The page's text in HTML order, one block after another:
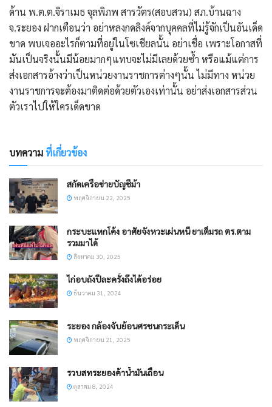
ด้าน พ.ต.ต.จิราเมธ จุลพิภพ สารวัตร(สอบสวน) สภ.บ้านฉาง
จ.ระยอง ฝากเตือนว่า อย่าหลงกดลิงค์จากบุคคลที่ไม่รู้จักเป็นอันเด็ด
ขาด พบเจออะไรก็ตามที่อยู่ในโซเชียลนั้น อย่าเชื่อ เพราะโอกาสที่
มันเป็นจริงนั้นมีน้อยมากๆแทบจะไม่มีเลยด้วยซ้ำ หรือแม้แต่การ
ส่งเอกสารอ้างว่าเป็นหน่วยงานราชการต่างๆนั้น ไม่มีทาง หน่วย
งานราชการจะต้องมาติดต่อด้วยตัวเองเท่านั้น อย่าส่งเอกสารส่วน
ตัวเราไปให้ใครเด็ดขาด
บทความที่เกี่ยวข้อง
สกัดเครือข่ายบัญชีม้า
พฤศจิกายน 22, 2025
กระบะแหกโค้ง อาศัยจังหวะเผ่นหนี ยาเต็มรถ ตร.ตาม
รวมมาได้
สิงหาคม 30, 2025
ไก่อบถังปีละครั้งถึงได้อร่อย
ธันวาคม 31, 2024
ระยอง กล้องจับย้อนศรชนกระเด็น
พฤศจิกายน 21, 2025
รวบสทระยองค้าน้ำมันเถื่อน
ตุลาคม 8, 2024